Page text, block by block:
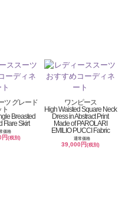
ツ グレード
ト
Breasted
Flare Skirt
価格
円(税別)
ワンピース
High Waisted Square Neck
Dress in Abstract Print
Made of PAROLARI
EMILIO PUCCI Fabric
通常価格
39,000円 (税別)